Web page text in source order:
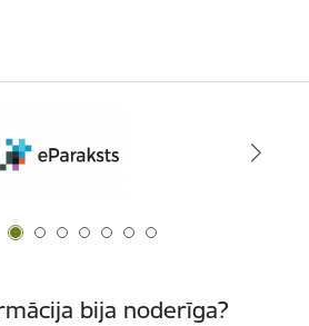
bija noderīga?